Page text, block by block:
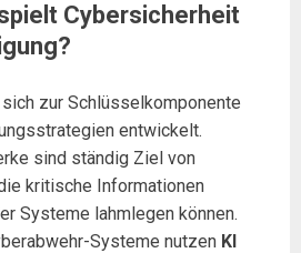
Cybersicherheit
zur Schlüsselkomponente
entwickelt.
sind ständig Ziel von
kritische Informationen
Systeme lahmlegen können.
Systeme nutzen KI